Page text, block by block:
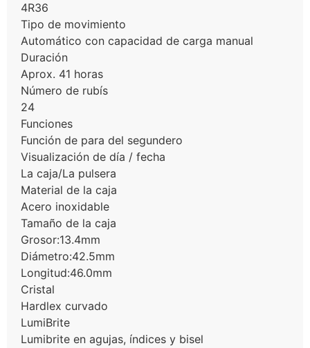
4R36
Tipo de movimiento
Automático con capacidad de carga manual
Duración
Aprox. 41 horas
Número de rubís
24
Funciones
Función de para del segundero
Visualización de día / fecha
La caja/La pulsera
Material de la caja
Acero inoxidable
Tamaño de la caja
Grosor:13.4mm
Diámetro:42.5mm
Longitud:46.0mm
Cristal
Hardlex curvado
LumiBrite
Lumibrite en agujas, índices y bisel